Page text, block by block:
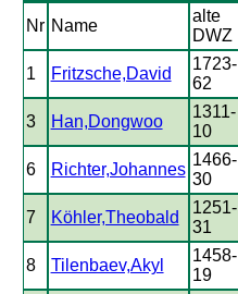
Nr Name
alte
DWZ
1 Fritzsche,David
1723-
62
3 Han,Dongwoo
1311-
10
6 Richter,Johannes
1466-
30
7 Köhler,Theobald
1251-
31
8 Tilenbaev,Akyl
1458-
19